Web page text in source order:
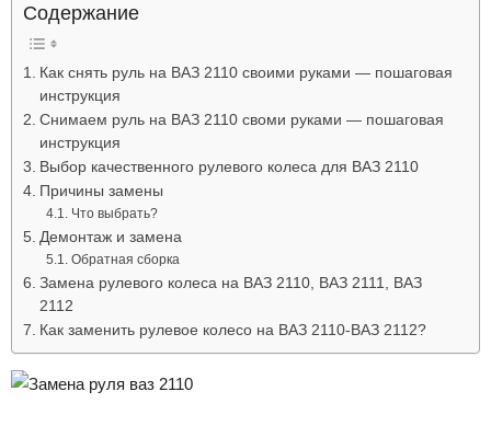
Содержание
Как снять руль на ВАЗ 2110 своими руками — пошаговая
инструкция
Снимаем руль на ВАЗ 2110 своми руками — пошаговая
инструкция
Выбор качественного рулевого колеса для ВАЗ 2110
Причины замены
Что выбрать?
Демонтаж и замена
Обратная сборка
Замена рулевого колеса на ВАЗ 2110, ВАЗ 2111, ВАЗ
2112
Как заменить рулевое колесо на ВАЗ 2110-ВАЗ 2112?